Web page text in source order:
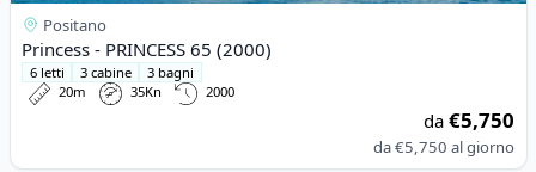
Positano
Princess - PRINCESS 65 (2000)
6 letti 3 cabine
3 bagni
20m
35Kn 2000
da€5,750
da€5,750 al giorno